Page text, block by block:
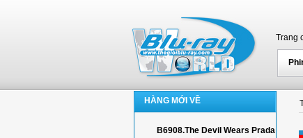
Trang
HÀNG MỚI VỀ
B6908.The Devil Wears Prada